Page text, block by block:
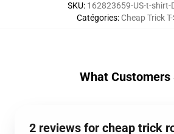
SKU: 162823659-US-t-shirt-
Catégories: Cheap Trick
What Customers
2 reviews for cheap trick